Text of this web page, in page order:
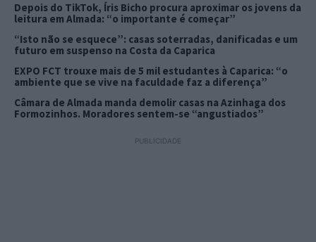
Depois do TikTok, Íris Bicho procura aproximar os jovens da
leitura em Almada: “o importante é começar”
“Isto não se esquece”: casas soterradas, danificadas e um
futuro em suspenso na Costa da Caparica
EXPO FCT trouxe mais de 5 mil estudantes à Caparica: “o
ambiente que se vive na faculdade faz a diferença”
Câmara de Almada manda demolir casas na Azinhaga dos
Formozinhos. Moradores sentem-se “angustiados”
PUBLICIDADE